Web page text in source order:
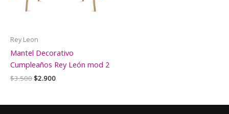
Rey Leon
Mantel Decorativo
Cumpleaños Rey León mod 2
$3.500El
era:
$2.900El
es: